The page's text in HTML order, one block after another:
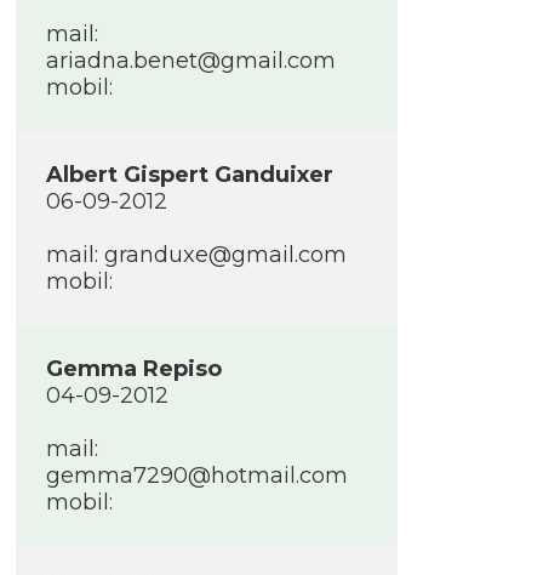
mail:
ariadna.benet@gmail.com
mobil:
Albert Gispert Ganduixer
06-09-2012
mail: granduxe@gmail.com
mobil:
Gemma Repiso
04-09-2012
mail:
gemma7290@hotmail.com
mobil: